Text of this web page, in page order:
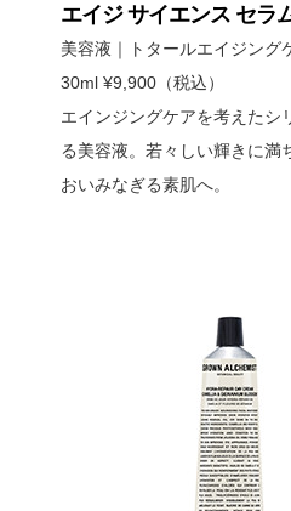
エイジ サイエンス セラ
美容液｜トタールエイジング
30ml ¥9,900（税込）
エインジングケアを考えたシ
る美容液。若々しい輝きに満
おいみなぎる素肌へ。